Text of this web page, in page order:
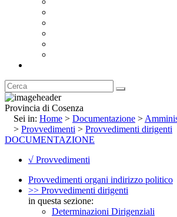
Provincia di Cosenza
Sei in: Home > Documentazione >
> Provvedimenti > Provvedimenti dirigenti
DOCUMENTAZIONE
√ Provvedimenti
Provvedimenti organi indirizzo politico
>> Provvedimenti dirigenti
in questa sezione:
Determinazioni Dirigenziali